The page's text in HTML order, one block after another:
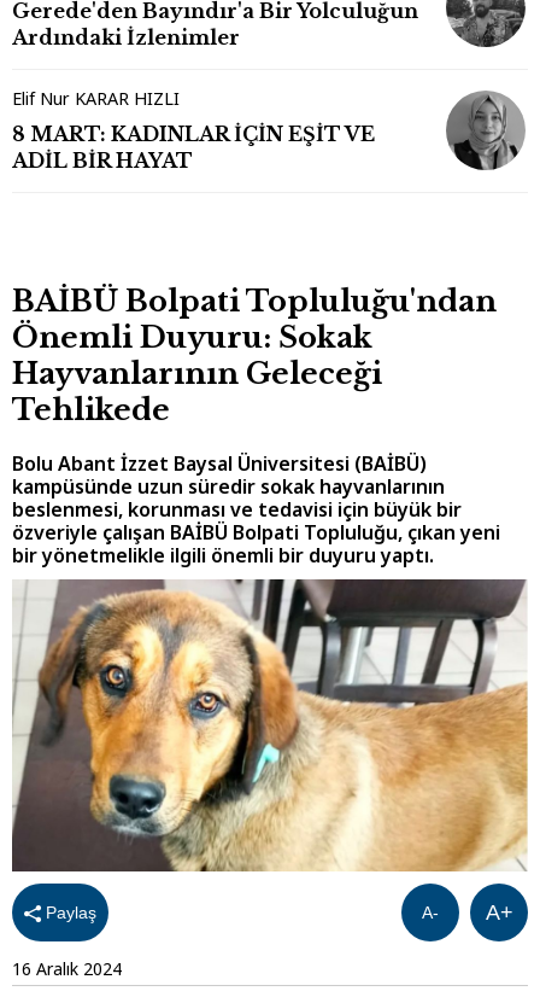
Gerede'den Bayındır'a Bir Yolculuğun
Ardındaki İzlenimler
Elif Nur KARAR HIZLI
8 MART: KADINLAR İÇİN EŞİT VE
ADİL BİR HAYAT
BAİBÜ Bolpati Topluluğu'ndan
Önemli Duyuru: Sokak
Hayvanlarının Geleceği
Tehlikede
Bolu Abant İzzet Baysal Üniversitesi (BAİBÜ)
kampüsünde uzun süredir sokak hayvanlarının
beslenmesi, korunması ve tedavisi için büyük bir
özveriyle çalışan BAİBÜ Bolpati Topluluğu, çıkan yeni
bir yönetmelikle ilgili önemli bir duyuru yaptı.
Paylaş A+
A-
16 Aralık 2024